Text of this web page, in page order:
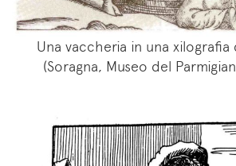
Una vaccheria in una xilografia
(Soragna, Museo del